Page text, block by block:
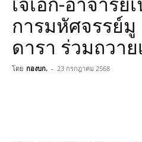
เจ๊เอก-อาจารย์
การมหัศจรรย์
ดารา ร่วมถวาย
โดย กองบก. - 23 กรกฎาคม 2568